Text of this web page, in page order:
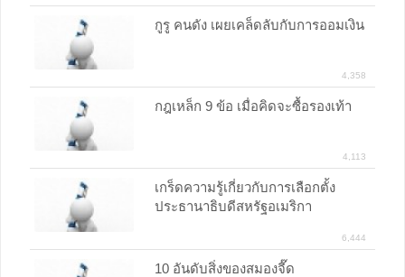
กูรู คนดัง เผยเคล็ดลับกับการออมเงิน
4,358
กฎเหล็ก 9 ข้อ เมื่อคิดจะซื้อรองเท้า
4,113
เกร็ดความรู้เกี่ยวกับการเลือกตั้ง
ประธานาธิบดีสหรัฐอเมริกา
6,444
10 อันดับสิ่งของสมองจี๊ด